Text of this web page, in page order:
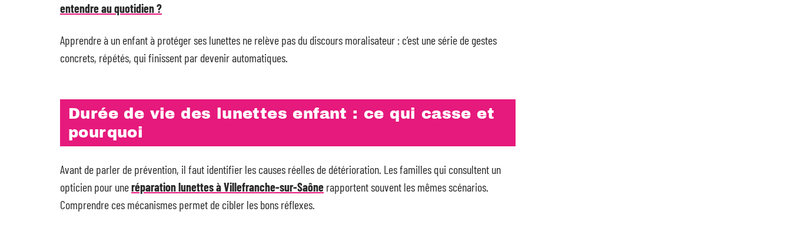
entendre au quotidien ?
Apprendre à un enfant à protéger ses lunettes ne relève pas du discours moralisateur : c’est une série de gestes
concrets, répétés, qui finissent par devenir automatiques.
Durée de vie des lunettes enfant : ce qui casse et
pourquoi
Avant de parler de prévention, il faut identifier les causes réelles de détérioration. Les familles qui consultent un
opticien pour uneréparation lunettes à Villefranche-sur-Saône rapportent souvent les mêmes scénarios.
Comprendre ces mécanismes permet de cibler les bons réflexes.